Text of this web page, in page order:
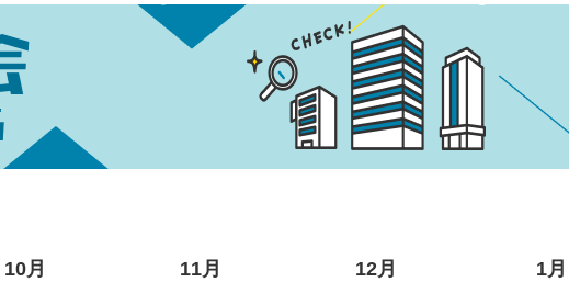
10月 11月 12月 1月